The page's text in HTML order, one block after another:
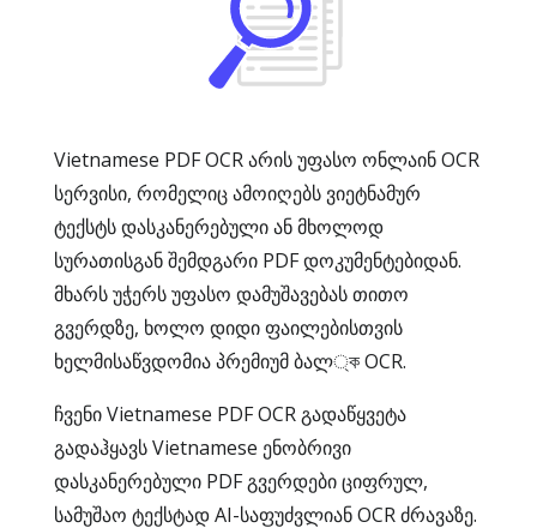
Vietnamese PDF OCR არის უფასო ონლაინ OCR
სერვისი, რომელიც ამოიღებს ვიეტნამურ
ტექსტს დასკანერებული ან მხოლოდ
სურათისგან შემდგარი PDF დოკუმენტებიდან.
მხარს უჭერს უფასო დამუშავებას თითო
გვერდზე, ხოლო დიდი ფაილებისთვის
ხელმისაწვდომია პრემიუმ ბალ্ক OCR.
ჩვენი Vietnamese PDF OCR გადაწყვეტა
გადაჰყავს Vietnamese ენობრივი
დასკანერებული PDF გვერდები ციფრულ,
სამუშაო ტექსტად AI-საფუძვლიან OCR ძრავაზე.